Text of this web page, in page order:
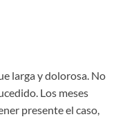
larga y dolorosa. No
Los meses
presente el caso,